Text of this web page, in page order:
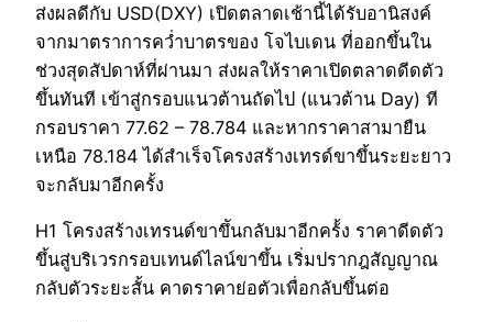
ส่งผลดีกับ USD(DXY) เปิดตลาดเช้านี้ได้รับอานิสงค์
จากมาตราการคว่ำบาตรของ โจไบเดน ที่ออกขึ้นใน
ช่วงสุดสัปดาห์ที่ผ่านมา ส่งผลให้ราคาเปิดตลาดดีดตัว
ขึ้นทันที เข้าสู่กรอบแนวต้านถัดไป (แนวต้าน Day) ที
กรอบราคา 77.62 – 78.784 และหากราคาสามายืน
เหนือ 78.184 ได้สำเร็จโครงสร้างเทรด์ขาขึ้นระยะยาว
จะกลับมาอีกครั้ง
H1 โครงสร้างเทรนด์ขาขึันกลับมาอีกคร้้ง ราคาดีดตัว
ขึ้นสู่บริเวรกรอบเทนด์ไลน์ขาขึ้น เริ่มปรากฎสัญญาณ
กลับตัวระยะสั้น คาดราคาย่อตัวเพื่อกลับขึ้นต่อ